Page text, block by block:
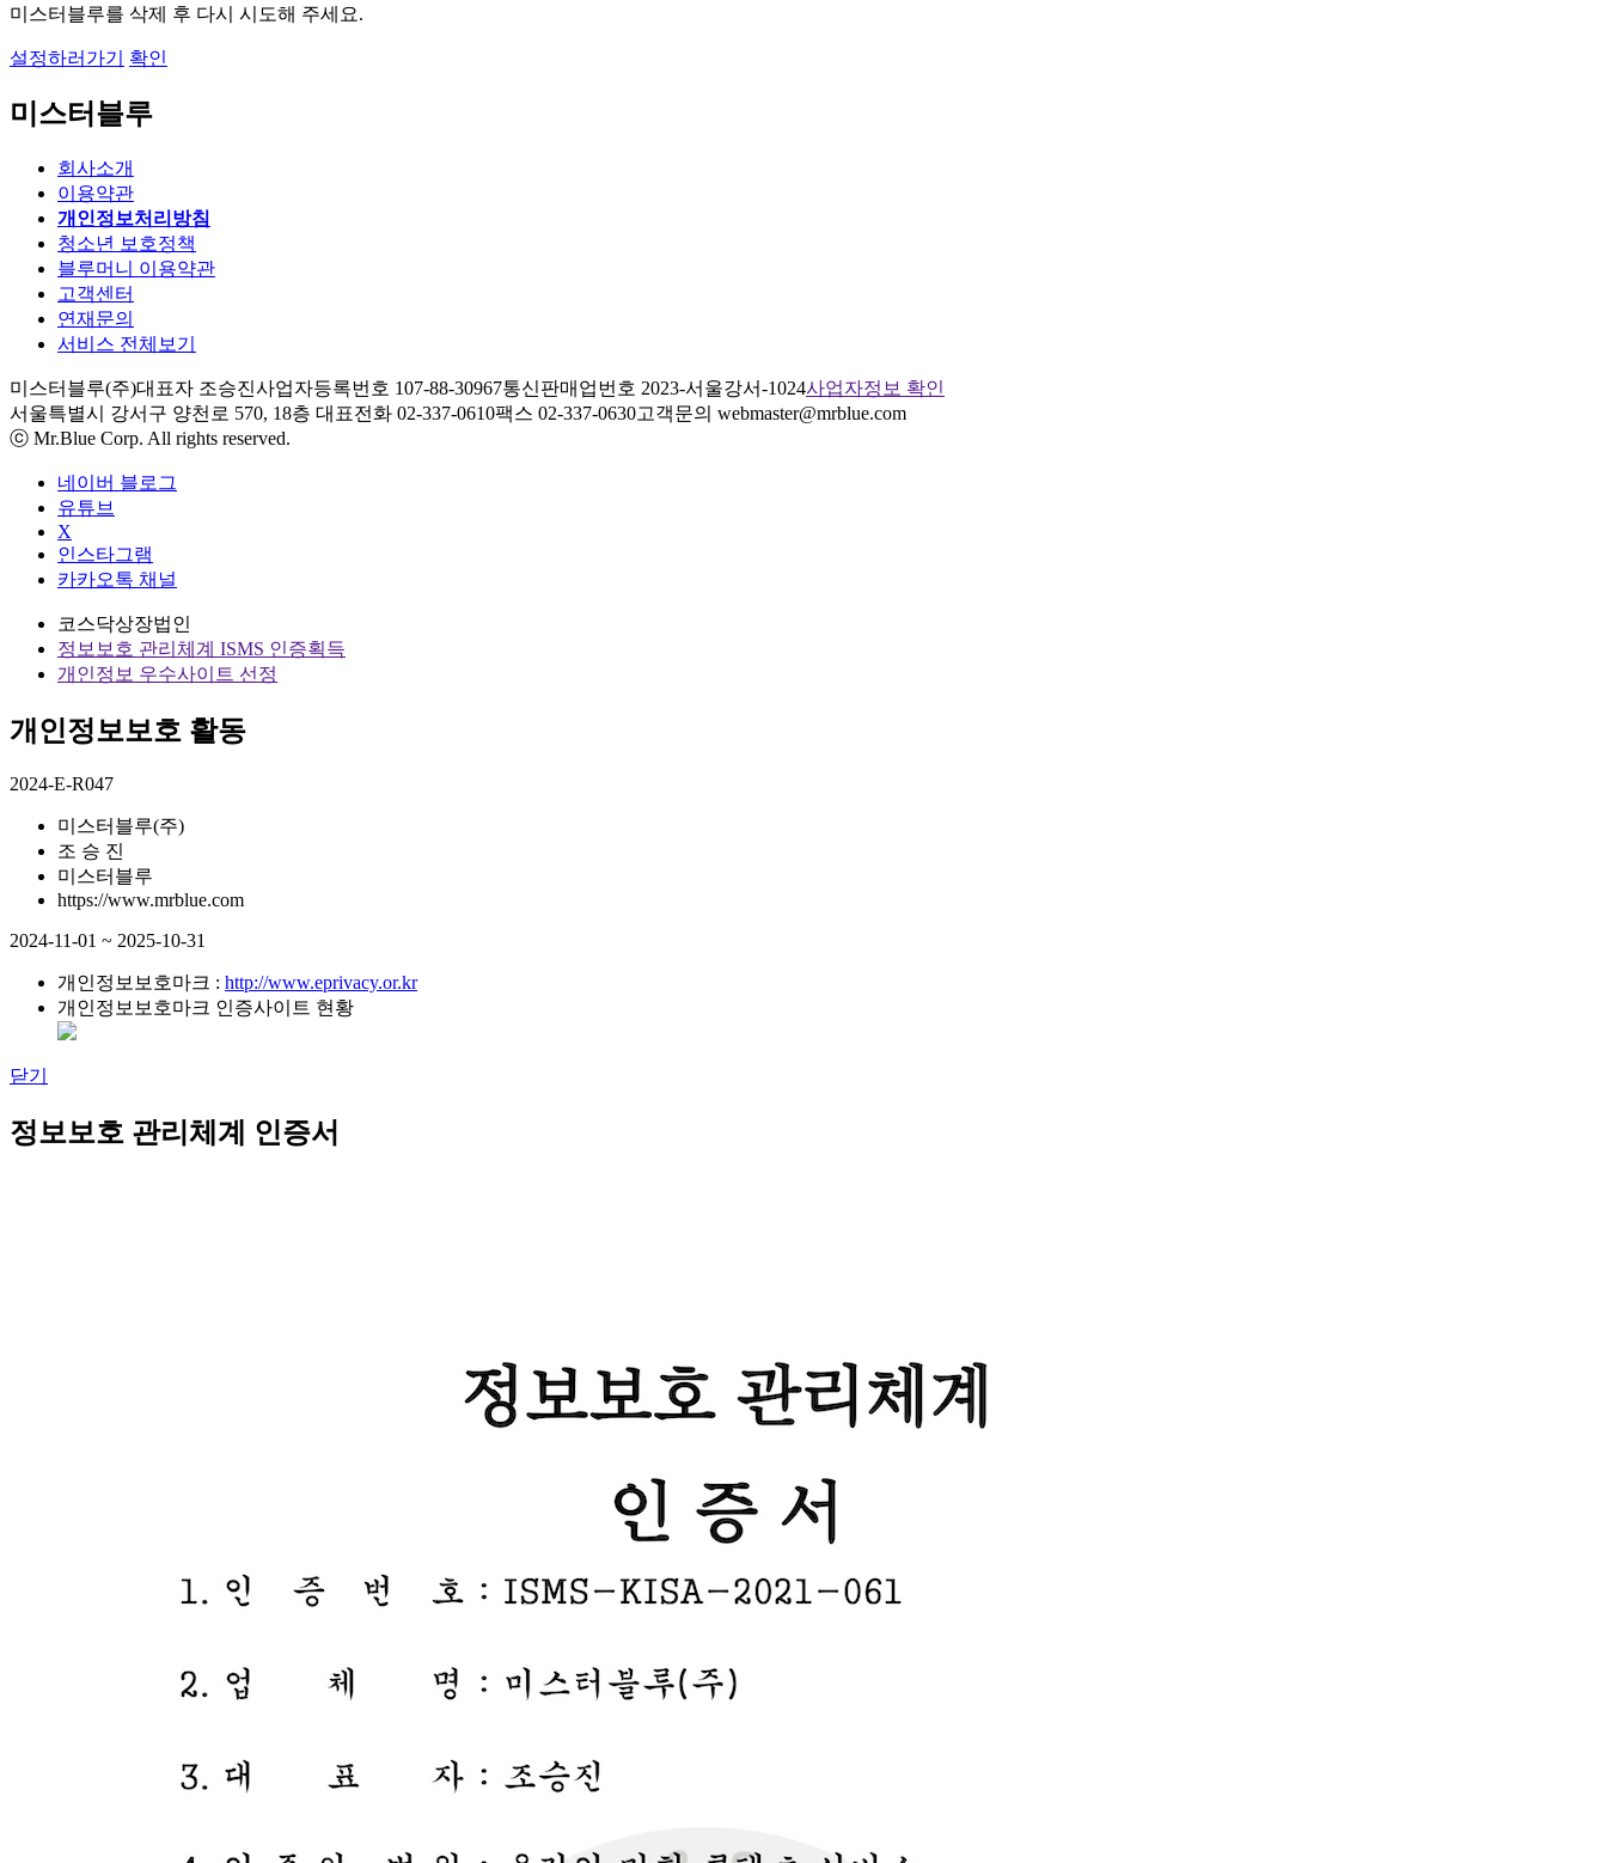
미스터블루를 삭제 후 다시 시도해 주세요.
설정하러가기 확인
미스터블루
회사소개
이용약관
개인정보처리방침
청소년 보호정책
블루머니 이용약관
고객센터
연재문의
서비스 전체보기
미스터블루(주)대표자 조승진사업자등록번호 107-88-30967통신판매업번호 2023-서울강서-1024사업자정보 확인
서울특별시 강서구 양천로 570, 18층 대표전화 02-337-0610팩스 02-337-0630고객문의 webmaster@mrblue.com
ⓒ Mr.Blue Corp. All rights reserved.
네이버 블로그
유튜브
X
인스타그램
카카오톡 채널
코스닥상장법인
정보보호 관리체계 ISMS 인증획득
개인정보 우수사이트 선정
개인정보보호 활동
2024-E-R047
미스터블루(주)
조 승 진
미스터블루
https://www.mrblue.com
2024-11-01 ~ 2025-10-31
개인정보보호마크 : http://www.eprivacy.or.kr
개인정보보호마크 인증사이트 현황
닫기
정보보호 관리체계 인증서